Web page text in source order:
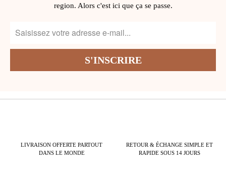
region. Alors c'est ici que ça se passe.
LIVRAISON OFFERTE PARTOUT
DANS LE MONDE
RETOUR & ÉCHANGE SIMPLE ET
RAPIDE SOUS 14 JOURS